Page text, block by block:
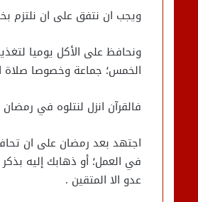
ويجب ان نتفق على ان نلتزم
ونحافظ على الأكل يوميا
الخمس؛ جماعة وخصوصا صلاة
فالقرآن انزل لنتلوه في رمضان
اجتهد بعد رمضان على ان
في العمل؛ أو ذهابك إليه
عدو الا المتقين .